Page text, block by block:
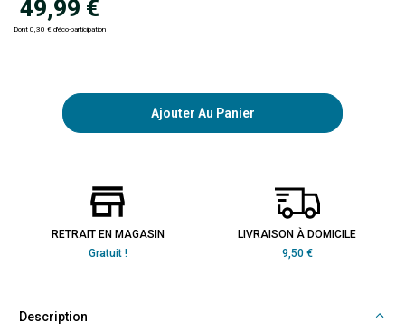
49,99 €
Dont 0,30 € d'éco-participation
Ajouter Au Panier
RETRAIT EN MAGASIN
Gratuit !
LIVRAISON À DOMICILE
9,50 €
Description